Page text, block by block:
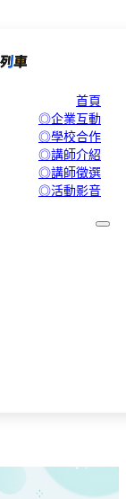
首頁
◎企業互動
◎學校合作
◎講師介紹
◎講師徵選
◎活動影音